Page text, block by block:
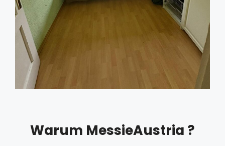
Warum MessieAustria ?